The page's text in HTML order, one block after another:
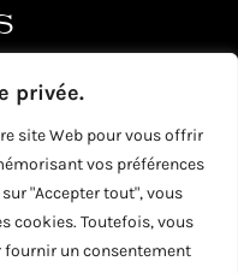
privée.
site Web pour vous offrir
vos préférences
"Accepter tout", vous
cookies. Toutefois, vous
fournir un consentement